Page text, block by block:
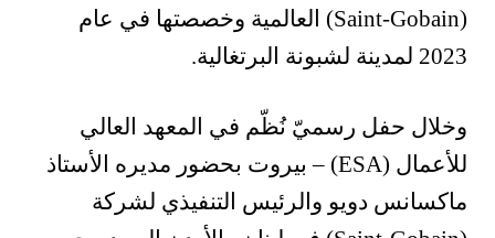
(Saint-Gobain) العالمية وخصصتها في عام
2023 لمدينة لشبونة البرتغالية.
وخلال حفل رسميّ نُظّم في المعهد العالي
للأعمال (ESA) – بيروت بحضور مديره الأستاذ
ماكسانس دويو والرئيس التنفيذي لشركة